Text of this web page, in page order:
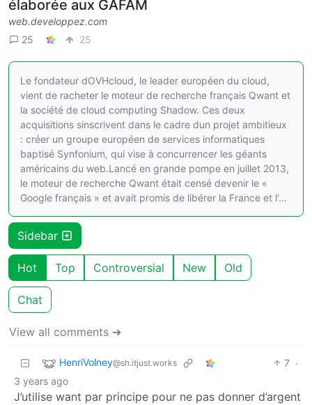
élaborée aux GAFAM
web.developpez.com
25
25
Le fondateur dOVHcloud, le leader européen du cloud,
vient de racheter le moteur de recherche français Qwant et
la société de cloud computing Shadow. Ces deux
acquisitions sinscrivent dans le cadre dun projet ambitieux
: créer un groupe européen de services informatiques
baptisé Synfonium, qui vise à concurrencer les géants
américains du web.Lancé en grande pompe en juillet 2013,
le moteur de recherche Qwant était censé devenir le «
Google français » et avait promis de libérer la France et l'...
Sidebar
Hot Top Controversial New Old
Chat
View all comments ➔
HenriVolney@sh.itjust.works 7 ·
3 years ago
J’utilise want par principe pour ne pas donner d’argent